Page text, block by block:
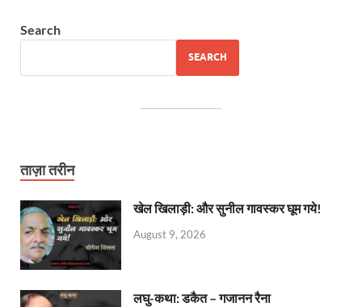
Search
SEARCH
ताज़ा तरीन
खेल खिलाड़ी: और सुनील गावस्कर घूम गये!
August 9, 2026
लघु-कथा: डकैत – गजानन रैना